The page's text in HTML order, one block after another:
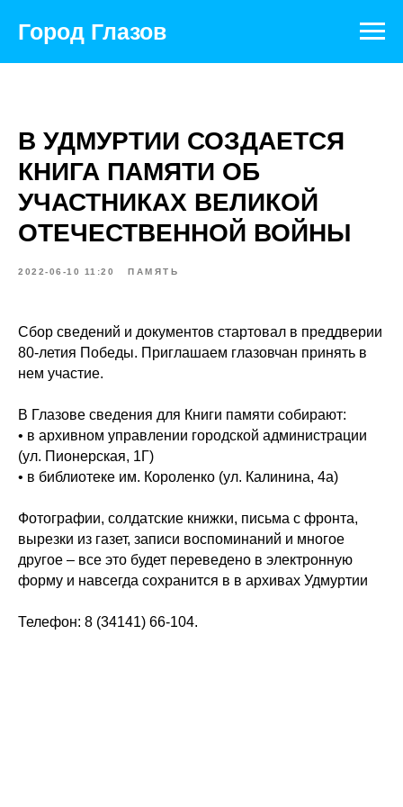
Город Глазов
В УДМУРТИИ СОЗДАЕТСЯ
КНИГА ПАМЯТИ ОБ
УЧАСТНИКАХ ВЕЛИКОЙ
ОТЕЧЕСТВЕННОЙ ВОЙНЫ
2022-06-10 11:20 ПАМЯТЬ
Сбор сведений и документов стартовал в преддверии
80-летия Победы. Приглашаем глазовчан принять в
нем участие.
В Глазове сведения для Книги памяти собирают:
• в архивном управлении городской администрации
(ул. Пионерская, 1Г)
• в библиотеке им. Короленко (ул. Калинина, 4а)
Фотографии, солдатские книжки, письма с фронта,
вырезки из газет, записи воспоминаний и многое
другое – все это будет переведено в электронную
форму и навсегда сохранится в в архивах Удмуртии
Телефон: 8 (34141) 66-104.